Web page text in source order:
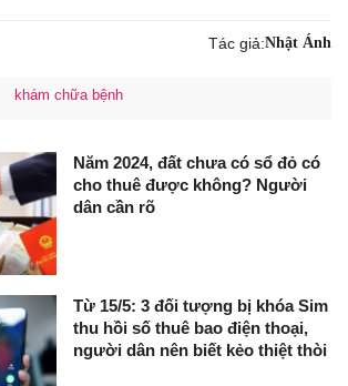
Tác giả:Nhật Ánh
khám chữa bệnh
Năm 2024, đất chưa có sổ đỏ có
cho thuê được không? Người
dân cần rõ
Từ 15/5: 3 đối tượng bị khóa Sim
thu hồi số thuê bao điện thoại,
người dân nên biết kẻo thiệt thòi